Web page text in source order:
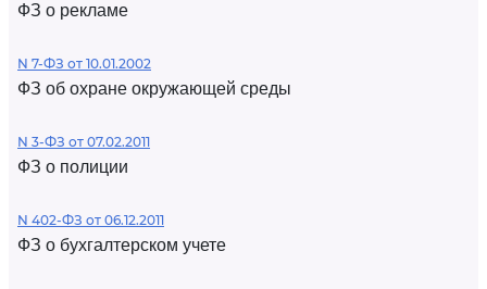
ФЗ о рекламе
N 7-ФЗ от 10.01.2002
ФЗ об охране окружающей среды
N 3-ФЗ от 07.02.2011
ФЗ о полиции
N 402-ФЗ от 06.12.2011
ФЗ о бухгалтерском учете